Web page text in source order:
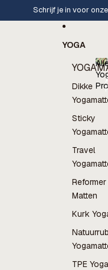
Schrijf je in voor
YOGA
Dikke
Sticky
Travel
Matten
Kurk
TPE